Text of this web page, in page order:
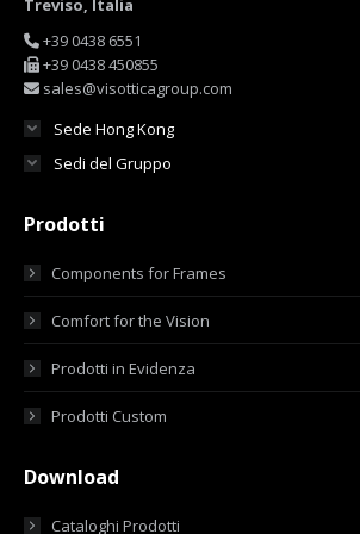
Treviso, Italia
+39 0438 6551
+39 0438 450855
sales@visotticagroup.com
Sede Hong Kong
Sedi del Gruppo
Prodotti
Components for Frames
Comfort for the Vision
Prodotti in Evidenza
Prodotti Custom
Download
Cataloghi Prodotti